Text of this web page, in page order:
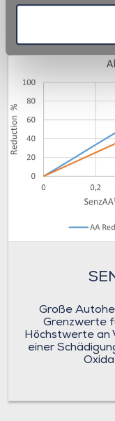
Große
Grenzwerte
Höchstwerte an
einer